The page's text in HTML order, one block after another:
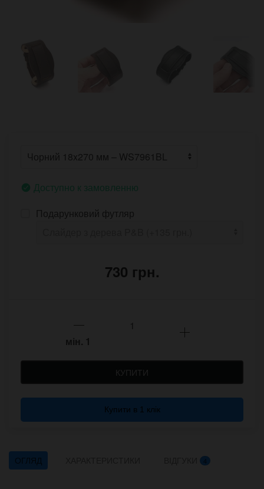
Доступно к замовленню
Подарунковий футляр
730 грн.
мін. 1
КУПИТИ
Купити в 1 клік
ОГЛЯД 4